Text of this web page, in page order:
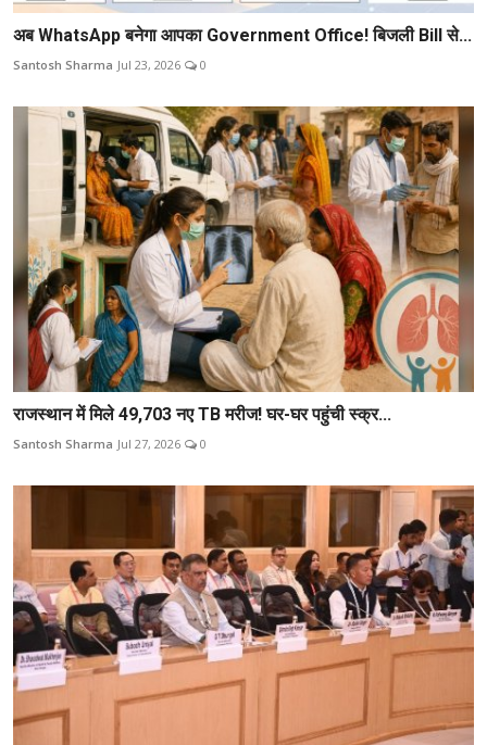
अब WhatsApp बनेगा आपका Government Office! बिजली Bill से...
Santosh Sharma Jul 23, 2026 0
राजस्थान में मिले 49,703 नए TB मरीज! घर-घर पहुंची स्क्र...
Santosh Sharma Jul 27, 2026 0